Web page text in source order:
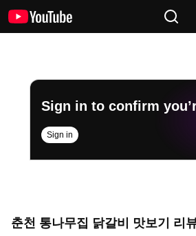
Sign in to confirm
Sign in
춘천 통나무집 닭갈비 맛보기 리